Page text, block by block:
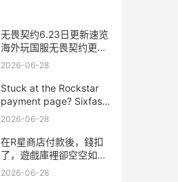
无畏契约6.23日更新速览
海外玩国服无畏契约更新
后等登录不上服务器如何
2026-06-28
Stuck at the Rockstar
payment page? Sixfast
Accelerator solves it in
payments a
2026-06-28
在R星商店付款後，錢扣
了，遊戲庫裡卻空空如也
在r星商店付款怎么付
2026-06-28